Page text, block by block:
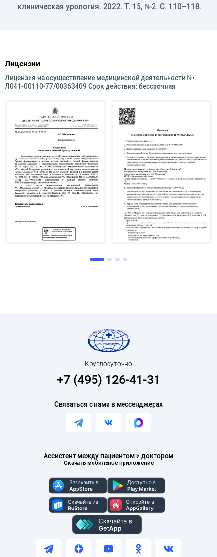
клиническая урология. 2022. Т. 15, №2. С. 110–118.
Лицензии
Лицензия на осуществление медицинской деятельности №
Л041-00110-77/00363409 Срок действия: бессрочная
Ассистент между пациентом и доктором
Скачать мобильное приложение
Круглосуточно
+7 (495) 126-41-31
Связаться с нами в мессенджерах